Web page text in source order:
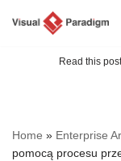
Read this
Home » Enterprise
pomocą procesu